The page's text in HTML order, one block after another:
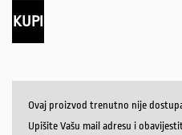
KUPI
Ovaj proizvod trenutno nije
Upišite Vašu mail adresu i